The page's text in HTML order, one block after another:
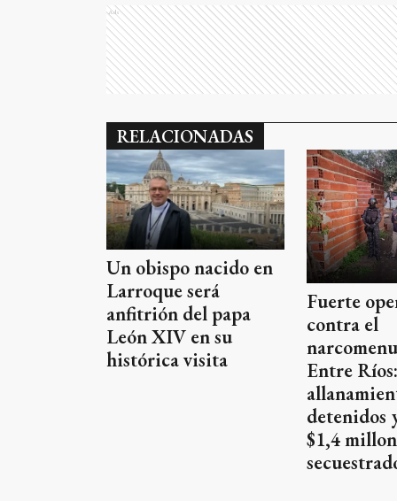
Ads
RELACIONADAS
Un obispo nacido en
Larroque será
anfitrión del papa
León XIV en su
histórica visita
Fuerte
contra el
Entre Ríos:
detenidos
$1,4